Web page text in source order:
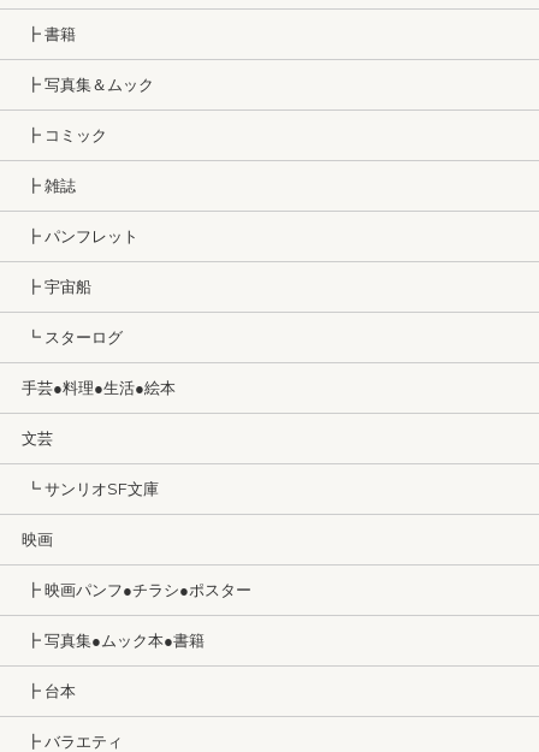
┣ 書籍
┣ 写真集＆ムック
┣ コミック
┣ 雑誌
┣ パンフレット
┣ 宇宙船
┗ スターログ
手芸●料理●生活●絵本
文芸
┗ サンリオSF文庫
映画
┣ 映画パンフ●チラシ●ポスター
┣ 写真集●ムック本●書籍
┣ 台本
┣ バラエティ